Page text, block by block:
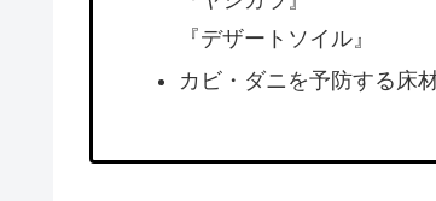
『デザートソイル』
カビ・ダニを予防する床